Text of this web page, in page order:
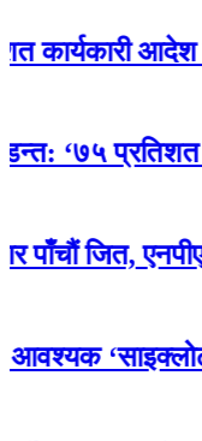
आदेश रद्ध गरेको
प्रतिशत
एनपीएलकाे